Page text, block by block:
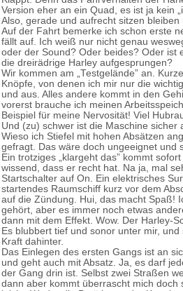
Version eher an ein Quad, es ist ja kein
Also, gerade und aufrecht sitzen bleiben
Auf der Fahrt bemerke ich schon erste
fällt auf. Ich weiß nur nicht genau
oder der Sound? Oder beides? Oder ist
die dreirädrige Harley aufgesprungen?
Wir kommen am „Testgelände” an.
Knöpfe, von denen ich mir nur die
und aus. Alles andere kommt in den
vorerst brauche ich meinen
Beispiel für meine Nervosität! Viel
Und (zu) schwer ist die Maschine sicher
Wieso ich Stiefel mit hohen Absätzen
gefragt. Das wäre doch ungeeignet und
Ein trotziges „klargeht das” kommt
wissend, dass er recht hat. Na ja, mal
Startschalter auf On. Ein elektrisches
startendes Raumschiff kurz vor dem
auf die Zündung. Hui, das macht Spaß!
gehört, aber es immer noch etwas
dann mit dem Effekt. Wow. Der Harley-
Es blubbert tief und sonor unter mir,
Kraft dahinter.
Das Einlegen des ersten Gangs ist an
und geht auch mit Absatz. Ja, es darf
der Gang drin ist. Selbst zwei Straßen
dann aber kommt überrascht mich doch